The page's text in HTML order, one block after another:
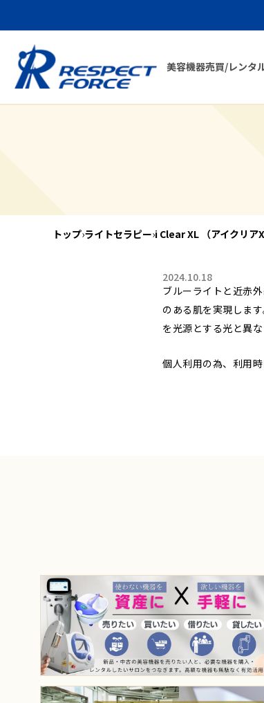
美容機器売買/レンタ
トップ›ライトセラピー›i Clear XL （アイクリア
2024.10.18
ブルーライトと近赤
のある肌を実現しま
を光源とする光と異
個人利用の為、利用